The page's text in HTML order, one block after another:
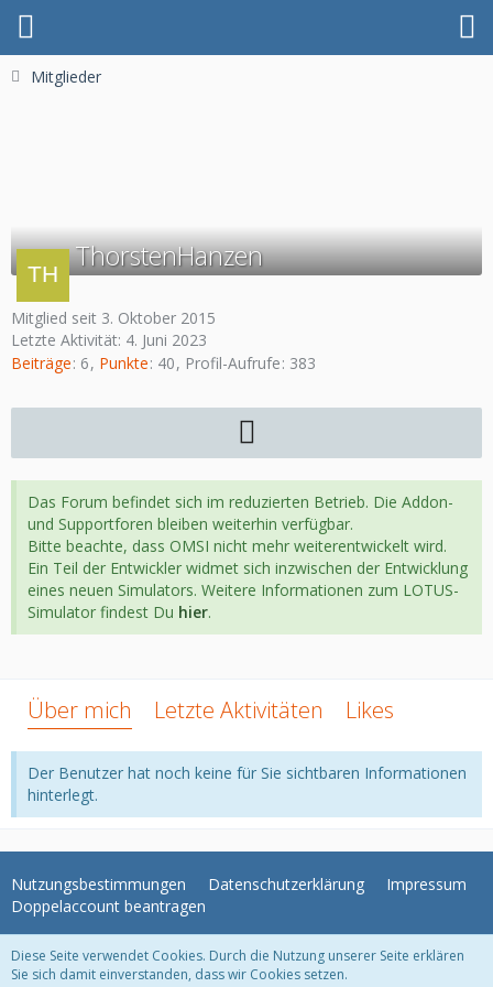
Mitglieder
ThorstenHanzen
Mitglied seit 3. Oktober 2015
Letzte Aktivität: 4. Juni 2023
Beiträge 6 Punkte 40 Profil-Aufrufe 383
Das Forum befindet sich im reduzierten Betrieb. Die Addon-
und Supportforen bleiben weiterhin verfügbar.
Bitte beachte, dass OMSI nicht mehr weiterentwickelt wird.
Ein Teil der Entwickler widmet sich inzwischen der Entwicklung
eines neuen Simulators. Weitere Informationen zum LOTUS-
Simulator findest Du hier.
Über mich Letzte Aktivitäten Likes
Der Benutzer hat noch keine für Sie sichtbaren Informationen
hinterlegt.
Nutzungsbestimmungen Datenschutzerklärung
Impressum
Doppelaccount beantragen
WoltLab Suite Forum - Themenvorlage 3.1.2 © 2004-2018
Diese Seite verwendet Cookies. Durch die Nutzung unserer Seite erklären
Sie sich damit einverstanden, dass wir Cookies setzen.